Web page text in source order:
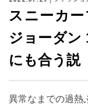
スニーカ
ジョーダン
にも合う説
異常なまでの過熱